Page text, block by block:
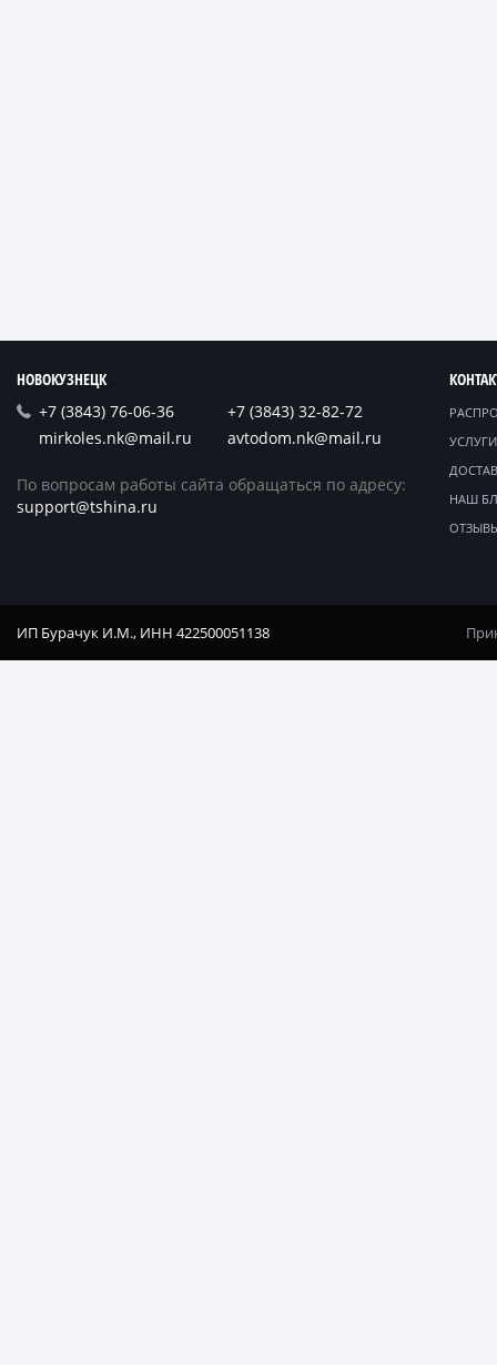
НОВОКУЗНЕЦК
+7 (3843) 76-06-36
+7 (3843) 32-82-72
mirkoles.nk@mail.ru
avtodom.nk@mail.ru
По вопросам работы сайта обращаться по адресу:
support@tshina.ru
НАШ
ИП Бурачук И.М., ИНН 422500051138